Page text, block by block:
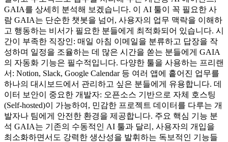
GAIA를 상세히 분석해 보겠습니다. 이 AI 툴이 꼭 필요한 사
람 GAIA는 단순한 챗봇을 넘어, 사용자의 업무 맥락을 이해하
고 행동하는 비서가 필요한 분들에게 최적화되어 있습니다. 시
간이 부족한 직장인: 매일 아침 이메일을 분류하고 답장을 작
성하며 일정을 조율하는 데 많은 시간을 쏟는 분들에게 GAIA
의 자동화 기능은 필수적입니다. 다양한 툴을 사용하는 프리랜
서: Notion, Slack, Google Calendar 등 여러 앱에 흩어진 업무를
하나의 대시보드에서 관리하고 싶은 분들에게 유용합니다. 데
이터 보안이 중요한 개발자: 오픈소스 기반으로 자체 호스팅
(Self-hosted)이 가능하여, 민감한 프로젝트 데이터를 다루는 개
발자나 팀에게 안전한 환경을 제공합니다. 주요 핵심 기능 분
석 GAIA는 기존의 수동적인 AI 툴과 달리, 사용자의 개입을
최소화하면서도 강력한 생산성을 발휘하는 독보적인 기능들